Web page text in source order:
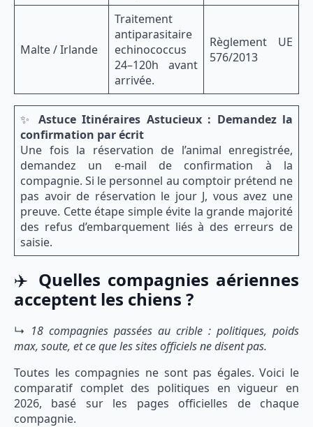
Malte / Irlande
Traitement
antiparasitaire
echinococcus
24–120h avant
arrivée.
Règlement UE
576/2013
✨ Astuce Itinéraires Astucieux : Demandez la
confirmation par écrit
Une fois la réservation de l’animal enregistrée,
demandez un e-mail de confirmation à la
compagnie. Si le personnel au comptoir prétend ne
pas avoir de réservation le jour J, vous avez une
preuve. Cette étape simple évite la grande majorité
des refus d’embarquement liés à des erreurs de
saisie.
✈️ Quelles compagnies aériennes
acceptent les chiens ?
↳ 18 compagnies passées au crible : politiques, poids
max, soute, et ce que les sites officiels ne disent pas.
Toutes les compagnies ne sont pas égales. Voici le
comparatif complet des politiques en vigueur en
2026, basé sur les pages officielles de chaque
compagnie.